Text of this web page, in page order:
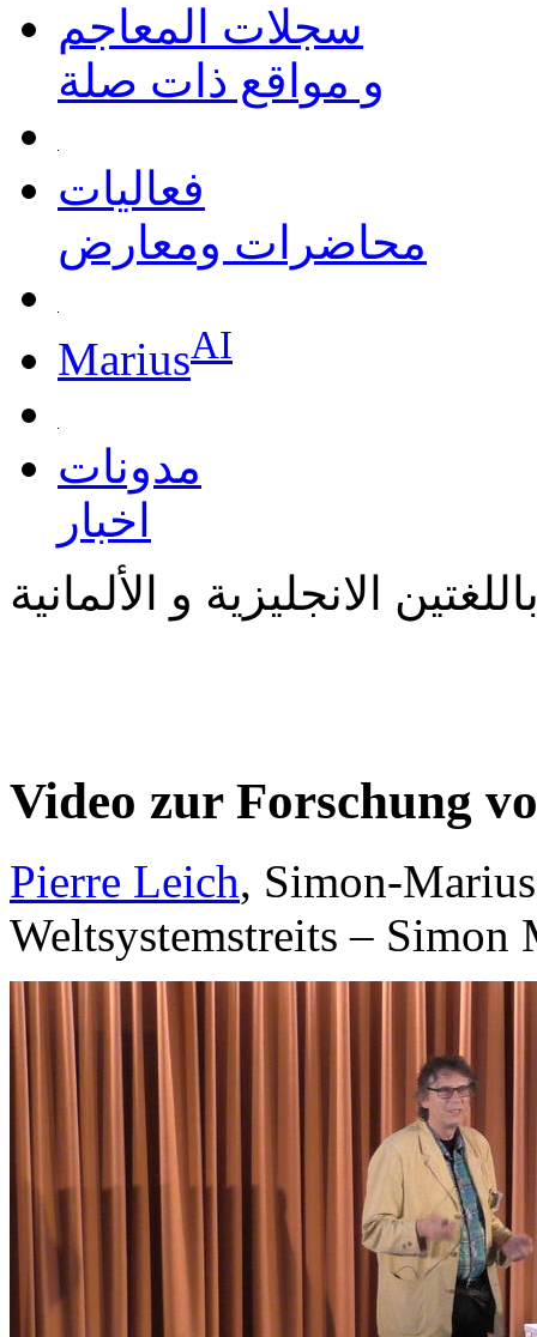
سجلات المعاجم
و مواقع ذات صلة
فعاليات
محاضرات ومعارض
MariusAI
مدونات
اخبار
الانجليزية و الألمانية
Video zur Forschung
Pierre Leich, Simon-
Weltsystemstreits – Simon